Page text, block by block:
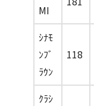
MI
ｼﾅﾓ
ﾝﾌﾞ
ﾗｳﾝ
118
ｸﾗｼ